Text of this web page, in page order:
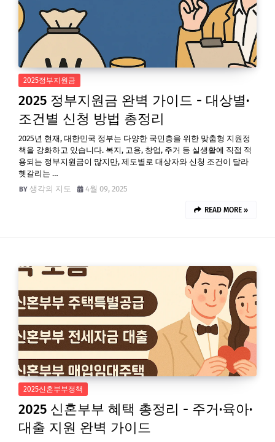
2025정부지원금
2025 정부지원금 완벽 가이드 - 대상별·
조건별 신청 방법 총정리
2025년 현재, 대한민국 정부는 다양한 국민층을 위한 맞춤형 지원정
책을 강화하고 있습니다. 복지, 고용, 창업, 주거 등 실생활에 직접 적
용되는 정부지원금이 많지만, 제도별로 대상자와 신청 조건이 달라
헷갈리는 …
생각의 지도
4월 09, 2025
READ MORE »
2025신혼부부정책
2025 신혼부부 혜택 총정리 - 주거·육아·
대출 지원 완벽 가이드